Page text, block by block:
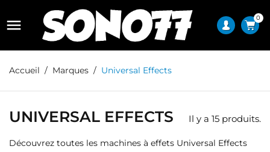
 0
Accueil Marques Universal Effects
UNIVERSAL EFFECTS Il y a 15 produits.
Découvrez toutes les machines à effets Universal Effects